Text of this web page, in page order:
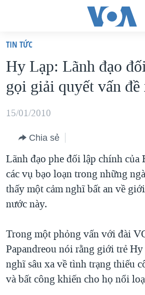
truy
cập
Tới
dung
chính
điều
hướng
chính
Đi
"Tìm"
VIỆT NAM
HOA KỲ
BIỂN ĐÔNG
BLOG
DIỄN ĐÀN
MỤC
TỰ DO BÁO CHÍ
NGƯỜI VIỆT HẢI NGOẠI
ĐỜI SỐNG
CHUYÊN ĐỀ
HÀNH TRÌNH BẦU CỬ 2024
MỘT NĂM CHIẾN TRANH TẠI DẢI
GIẢI MÃ VÀNH ĐAI & CON ĐƯỜNG
VIDEO
NGHE
MẠNG XÃ HỘI
TIN TỨC
Hy Lạp: Lãnh đạo
gọi giải quyết vấn
15/01/2010
Chia sẻ
Lãnh đạo phe đối lập chính của
các vụ bạo loạn trong những
thấy một cảm nghĩ bất an về
nước này.
Trong một phỏng vấn với đài
Papandreou nói rằng giới trẻ
nghĩ sâu xa về tình trạng thiếu
và bất công khiến cho họ nổi